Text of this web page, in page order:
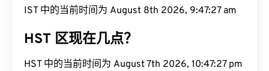
IST 中的当前时间为 August 8th 2026, 9:47:28 am
HST 区现在几点？
HST 中的当前时间为 August 7th 2026, 10:47:28 pm